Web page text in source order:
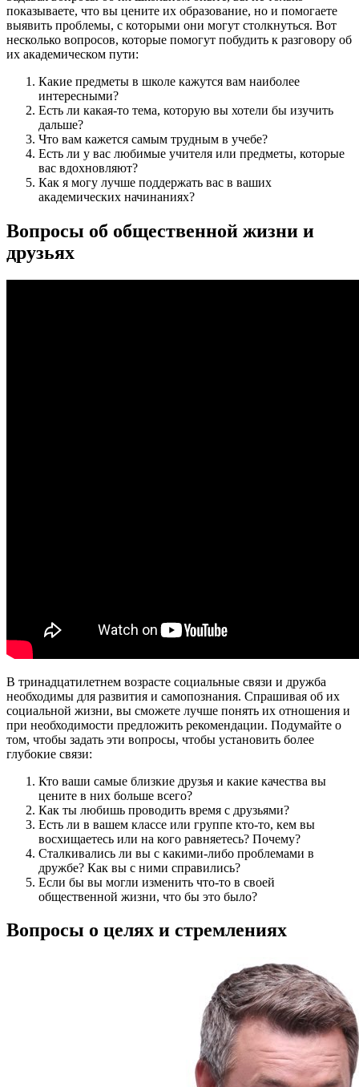
показываете, что вы цените их образование, но и помогаете
выявить проблемы, с которыми они могут столкнуться. Вот
несколько вопросов, которые помогут побудить к разговору об
их академическом пути:
Какие предметы в школе кажутся вам наиболее
интересными?
Есть ли какая-то тема, которую вы хотели бы изучить
дальше?
Что вам кажется самым трудным в учебе?
Есть ли у вас любимые учителя или предметы, которые
вас вдохновляют?
Как я могу лучше поддержать вас в ваших
академических начинаниях?
Вопросы об общественной жизни и
друзьях
В тринадцатилетнем возрасте социальные связи и дружба
необходимы для развития и самопознания. Спрашивая об их
социальной жизни, вы сможете лучше понять их отношения и
при необходимости предложить рекомендации. Подумайте о
том, чтобы задать эти вопросы, чтобы установить более
глубокие связи:
Кто ваши самые близкие друзья и какие качества вы
цените в них больше всего?
Как ты любишь проводить время с друзьями?
Есть ли в вашем классе или группе кто-то, кем вы
восхищаетесь или на кого равняетесь? Почему?
Сталкивались ли вы с какими-либо проблемами в
дружбе? Как вы с ними справились?
Если бы вы могли изменить что-то в своей
общественной жизни, что бы это было?
Вопросы о целях и стремлениях